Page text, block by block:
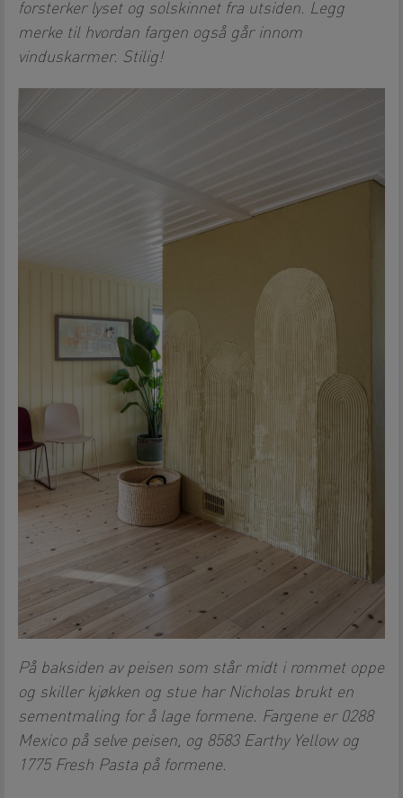
forsterker lyset og solskinnet fra utsiden. Legg
merke til hvordan fargen også går innom
vinduskarmer. Stilig!
På baksiden av peisen som står midt i rommet oppe
og skiller kjøkken og stue har Nicholas brukt en
sementmaling for å lage formene. Fargene er 0288
Mexico på selve peisen, og 8583 Earthy Yellow og
1775 Fresh Pasta på formene.